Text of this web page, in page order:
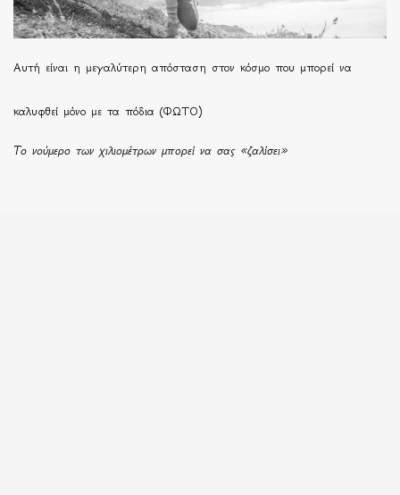
Αυτή είναι η μεγαλύτερη απόσταση στον κόσμο που μπορεί να
καλυφθεί μόνο με τα πόδια (ΦΩΤΟ)
Το νούμερο των χιλιομέτρων μπορεί να σας «ζαλίσει»